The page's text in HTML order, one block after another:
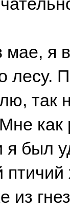
я
лесу.
так
как
я был
из